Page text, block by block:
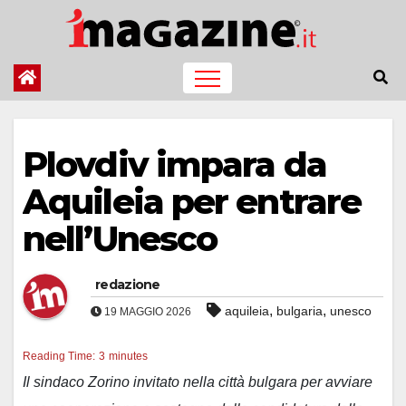
contenuto
Plovdiv impara da
Aquileia per entrare
nell’Unesco
redazione
19 MAGGIO 2026 aquileia, bulgaria, unesco
Reading Time: 3 minutes
Il sindaco Zorino invitato nella città bulgara per avviare